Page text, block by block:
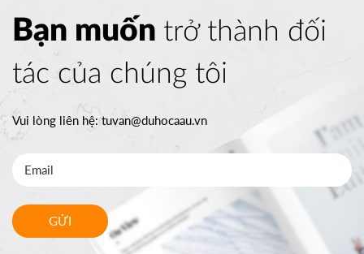
Bạn muốn trở thành đối
tác của chúng tôi
Vui lòng liên hệ:tuvan@duhocaau.vn
GỬI